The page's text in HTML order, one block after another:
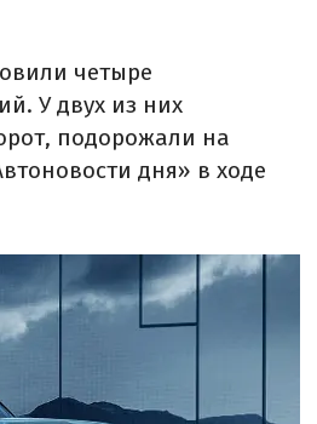
четыре
У двух из них
подорожали на
дня» в ходе